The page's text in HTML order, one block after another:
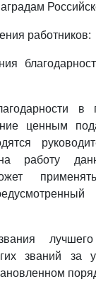
работников:
в
ценным
работу
званий за